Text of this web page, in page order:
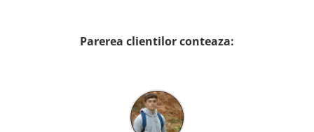
Parerea clientilor conteaza: